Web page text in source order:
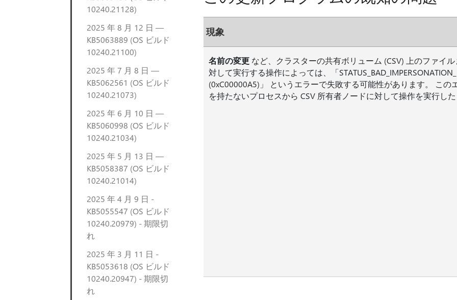
10240.21128)
2025 年 8 月 12 日 —
KB5063889 (OS ビルド
10240.21100)
2025 年 7 月 8 日 —
KB5062561 (OS ビルド
10240.21073)
2025 年 6 月 10 日 —
KB5060998 (OS ビルド
10240.21034)
2025 年 5 月 13 日 —
KB5058387 (OS ビルド
10240.21014)
2025 年 4 月 9 日 -
KB5055547 (OS ビルド
10240.20979) - 期限切
れ
2025 年 3 月 11 日 -
KB5053618 (OS ビルド
10240.20947) - 期限切
れ
現象
名前の変更 など、クラスターの共有ボリューム (CSV) 上のファイ
対して実行する操作によっては、「
(0xC00000A5)」 というエラーで失敗する可能性があります。 この
を持たないプロセスから CSV 所有者ノードに対して操作を実行し